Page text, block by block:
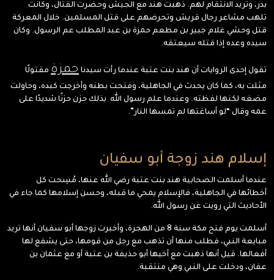
بدر، وتريد الانتقام لهم. ذهبت هند مع الجيش وحضرت القتال، وكانت
تلهب مشاعر رجال قريش وتحرضهم على قتل المسلمين. خلال المعركة
قتل وحشي غلام جبير بن مطعم حمزة بن عبد المطلب عم الرسول. وكان
سيده وعده إذا قتله سيعتقه.
تقول إحدى الروايات أن هند بنت عتبة عندما رأت سيدنا حمزة مقتولًا
مثلت به، كما كان يحدث في الجاهلية، وفتحت بطنه وأخرجت كبده، وحاولت
مضغه لكنها لفظته. وعندما علم رسول الله بذلك حزن حزنًا شديدًا على
عمه وقال “لو أساغتها لم تمسها النار”.
إسلام هند زوجة أبو سفيان
عندما أسلمت الصحابية هند بنت عتبة رضي الله عنها، مُسِحت كل
أخطائها في الجاهلية، فالإسلام يمحي ما قبله، وحسن إسلامها كما جاء في
الأحاديث التي رويت عن رسول الله.
أسلمت يوم فتح مكة سنة 8 من الهجرة، وأخبرت زوجها أبو سفيان أنها تريد
مبايعة النبي، فطلب منها أن تذهب مع رجل من قومها، حتى يشفع لها
أفعالها. قيل أنها ذهبت مع أخيها أبو حذيفة بن عتبة أو مع عثمان بن
عفان، ودخلت على النبي وهي منتقبة.